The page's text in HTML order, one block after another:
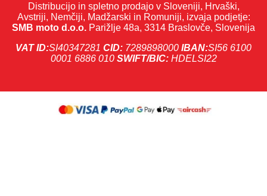
Distribucijo in spletno prodajo v Sloveniji, Hrvaški,
Avstriji, Nemčiji, Madžarski in Romuniji, izvaja podjetje:
SMB moto d.o.o. Parižlje 48a, 3314 Braslovče, Slovenija
VAT ID:SI40347281 CID: 7289898000 IBAN:SI56 6100
0001 6886 010 SWIFT/BIC:HDELSI22